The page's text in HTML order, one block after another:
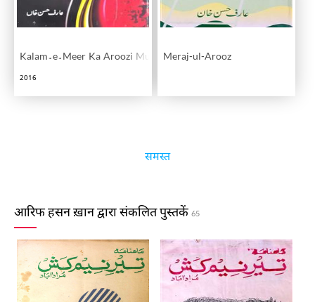
Kalam۔e۔Meer Ka Aroozi Mutala
2016
Meraj-ul-Arooz
समस्त
आरिफ हसन ख़ान द्वारा संकलित पुस्तकें 65